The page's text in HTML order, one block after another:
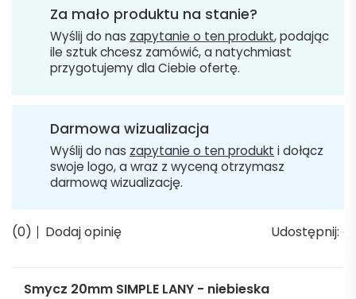
Za mało produktu na stanie?
Wyślij do nas zapytanie o ten produkt, podając
ile sztuk chcesz zamówić, a natychmiast
przygotujemy dla Ciebie ofertę.
Darmowa wizualizacja
Wyślij do nas zapytanie o ten produkt i dołącz
swoje logo, a wraz z wyceną otrzymasz
darmową wizualizację.
(0) Dodaj opinię Udostępnij:
Smycz 20mm SIMPLE LANY - niebieska